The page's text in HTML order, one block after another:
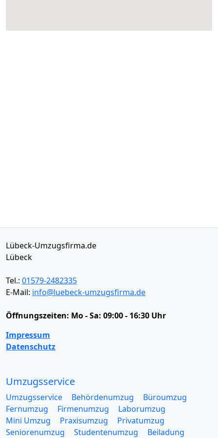
Lübeck-Umzugsfirma.de
Lübeck
Tel.: 01579-2482335
E-Mail: info@luebeck-umzugsfirma.de
Öffnungszeiten: Mo - Sa: 09:00 - 16:30 Uhr
Impressum
Datenschutz
Umzugsservice
Umzugsservice Behördenumzug
Büroumzug
Fernumzug
Firmenumzug
Laborumzug
Mini Umzug
Praxisumzug
Privatumzug
Seniorenumzug
Studentenumzug
Beiladung